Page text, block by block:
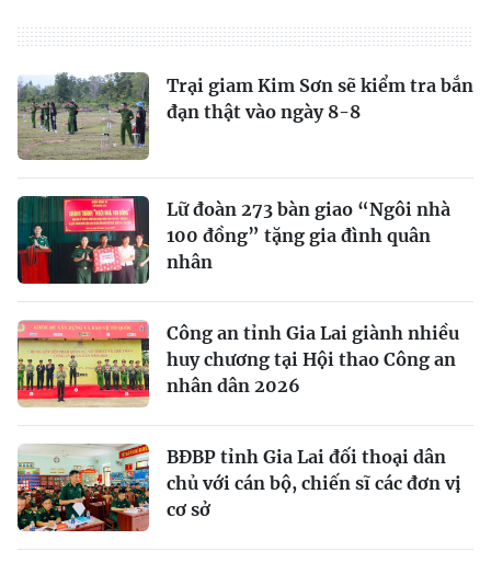
Trại giam Kim Sơn sẽ kiểm tra bắn
đạn thật vào ngày 8-8
Lữ đoàn 273 bàn giao “Ngôi nhà
100 đồng” tặng gia đình quân
nhân
Công an tỉnh Gia Lai giành nhiều
huy chương tại Hội thao Công an
nhân dân 2026
BĐBP tỉnh Gia Lai đối thoại dân
chủ với cán bộ, chiến sĩ các đơn vị
cơ sở